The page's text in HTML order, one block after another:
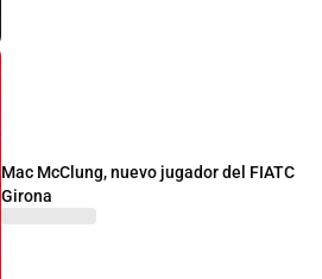
Mac McClung, nuevo jugador del FIATC
Girona